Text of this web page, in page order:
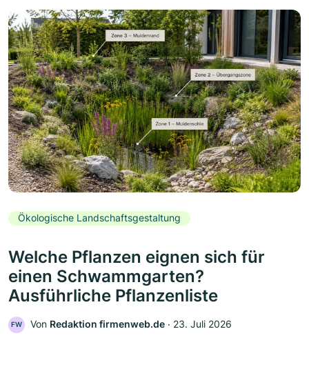
Ökologische Landschaftsgestaltung
Welche Pflanzen eignen sich für
einen Schwammgarten?
Ausführliche Pflanzenliste
FW Von Redaktion firmenweb.de ‧ 23. Juli 2026